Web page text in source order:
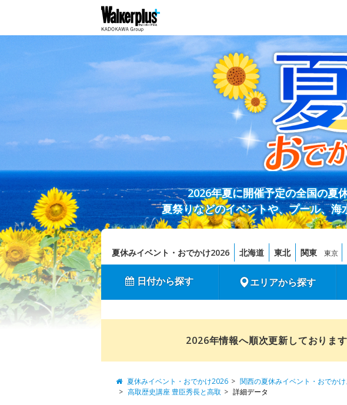
2026年夏に開催予定の全国の夏
夏祭りなどのイベントや、プール、
夏休みイベント・おでかけ2026 北海道 東北 関東 東京
日付から探す エリアから探す
2026年情報へ順次更新しておりま
夏休みイベント・おでかけ2026 関西の夏休みイベント・おでかけ
高取歴史講座 豊臣秀長と高取
詳細データ